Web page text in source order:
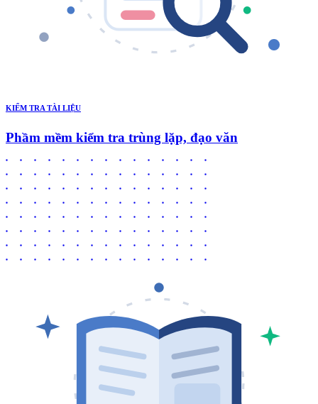
KIỂM TRA TÀI LIỆU
Phầm mềm kiểm tra trùng lặp, đạo văn